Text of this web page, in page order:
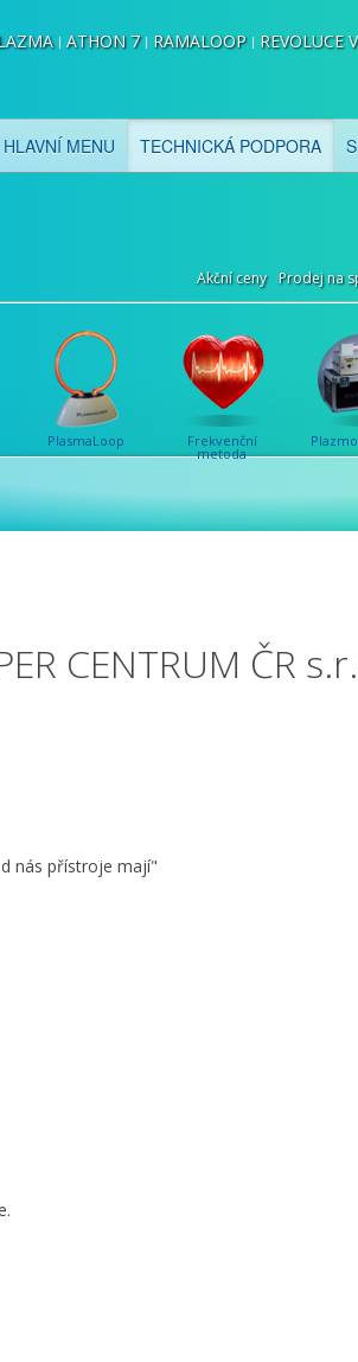
ATHON 7 RAMALOOP REVOLUCE
HLAVNÍ MENU TECHNICKÁ PODPORA
Akční ceny Prodej na
PlasmaLoop Frekvenční
metoda
CENTRUM ČR
nás přístroje mají"